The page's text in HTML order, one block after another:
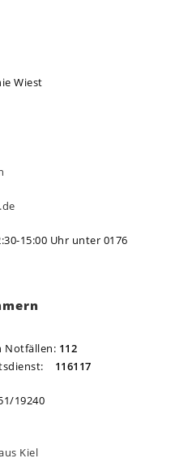
Wiest
15:00 Uhr unter 0176
Notfällen: 112
116117
19240
Kiel